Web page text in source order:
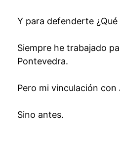
Y para defenderte
Siempre he trabajado
Pontevedra.
Pero mi vinculación
Sino antes.